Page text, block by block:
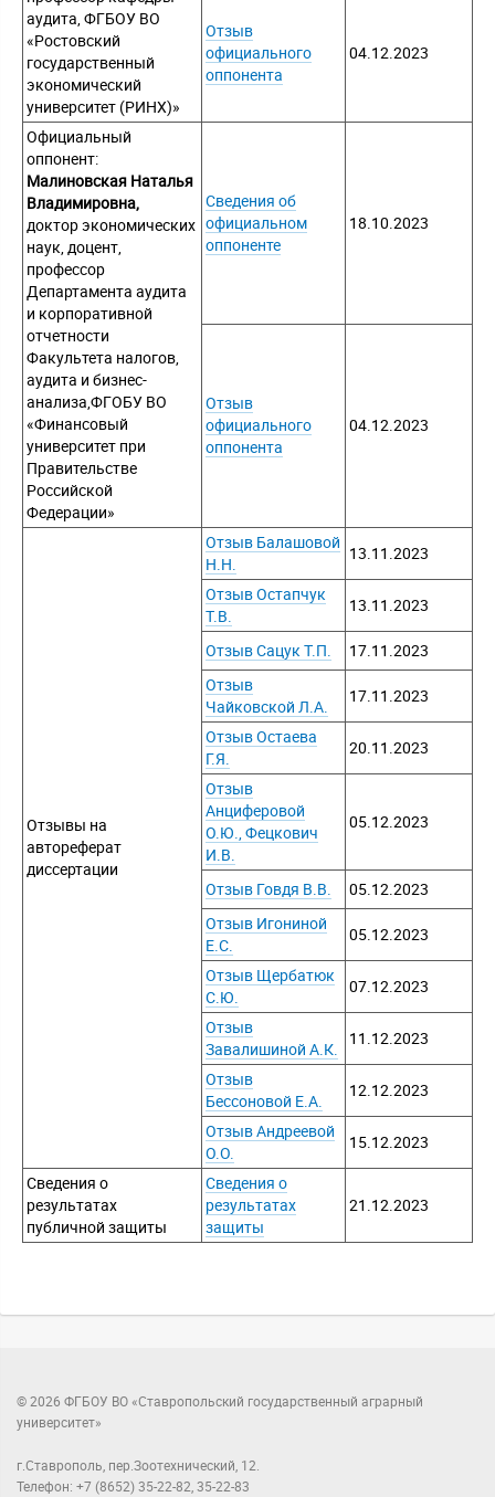
аудита, ФГБОУ ВО
«Ростовский
государственный
экономический
университет (РИНХ)»
Отзыв
официального
оппонента
04.12.2023
Официальный
оппонент:
Малиновская Наталья
Владимировна,
доктор экономических
наук, доцент,
профессор
Департамента аудита
и корпоративной
отчетности
Факультета налогов,
аудита и бизнес-
анализа,ФГОБУ ВО
«Финансовый
университет при
Правительстве
Российской
Федерации»
Сведения об
официальном
оппоненте
18.10.2023
Отзыв
официального
оппонента
04.12.2023
Отзывы на
автореферат
диссертации
Отзыв Балашовой
Н.Н.
13.11.2023
Отзыв Остапчук
Т.В.
13.11.2023
Отзыв Сацук Т.П.
17.11.2023
Отзыв
Чайковской Л.А.
17.11.2023
Отзыв Остаева
Г.Я.
20.11.2023
Отзыв
Анциферовой
О.Ю., Фецкович
И.В.
05.12.2023
Отзыв Говдя В.В.
05.12.2023
Отзыв Игониной
Е.С.
05.12.2023
Отзыв Щербатюк
С.Ю.
07.12.2023
Отзыв
Завалишиной А.К.
11.12.2023
Отзыв
Бессоновой Е.А.
12.12.2023
Отзыв Андреевой
О.О.
15.12.2023
Сведения о
результатах
публичной защиты
Сведения о
результатах
защиты
21.12.2023
© 2026 ФГБОУ ВО «Ставропольский государственный аграрный
университет»
г.Ставрополь, пер.Зоотехнический, 12.
Телефон: +7 (8652) 35-22-82, 35-22-83